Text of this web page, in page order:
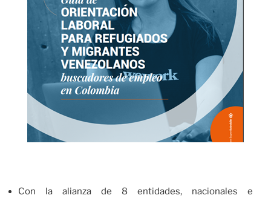
Con la alianza de 8 entidades, nacionales e